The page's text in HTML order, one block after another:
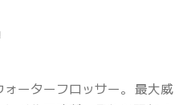
ーターフロッサー。 最大威